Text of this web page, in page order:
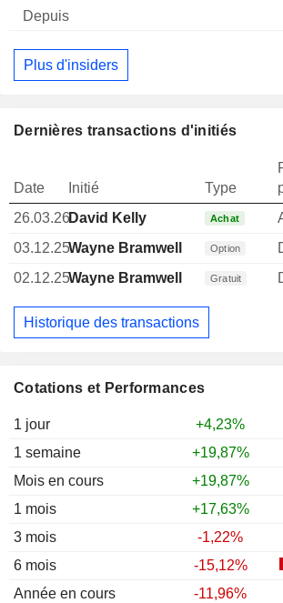
Cotations et Performances
1 jour
+4,23%
1 semaine
+19,87%
Mois en cours
+19,87%
1 mois
+17,63%
3 mois
-1,22%
6 mois
-15,12%
Année en cours
-11,96%
Plus d'insiders
Dernières transactions d'initiés
Date Initié Type
26.03.26David Kelly Achat
03.12.25Wayne Bramwell Option
02.12.25Wayne Bramwell Gratuit
Historique des transactions